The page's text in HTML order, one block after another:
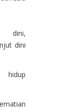
dini,
dini
hidup